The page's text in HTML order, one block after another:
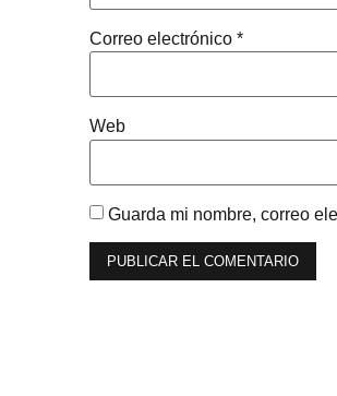
Correo electrónico *
Web
Guarda mi nombre, correo